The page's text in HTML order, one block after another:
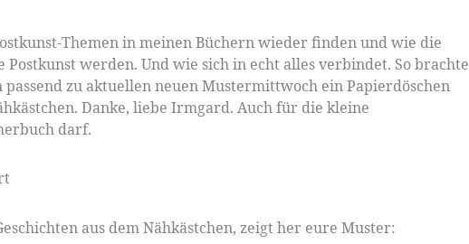
Themen in meinen Büchern wieder finden und wie die
werden. Und wie sich in echt alles verbindet. So brachte
zu aktuellen neuen Mustermittwoch ein Papierdöschen
Danke, liebe Irmgard. Auch für die kleine
darf.
aus dem Nähkästchen, zeigt her eure Muster: